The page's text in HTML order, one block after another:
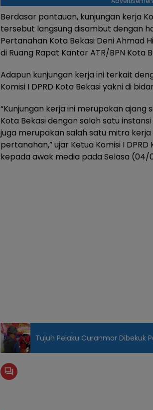
Berdasar pantauan, kunjungan kerja
tersebut langsung disambut dengan
Pertanahan Kota Bekasi Deni Ahmad
di Ruang Rapat Kantor ATR/BPN Kota
Adapun kunjungan kerja ini terkait
Komisi I DPRD Kota Bekasi yakni di
“Kunjungan kerja ini merupakan ajang
Kota Bekasi dengan salah satu
juga merupakan salah satu mitra kerja
pertanahan,” ujar Ketua Komisi I DPRD
kepada awak media pada Selasa
Tujuh Pelaku Curanmor Dibekuk